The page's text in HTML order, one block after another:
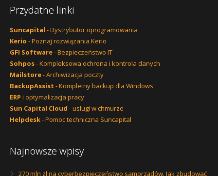
Przydatne linki
Suncapital - Dystrybutor oprogramowania
Kerio - Poznaj rozwiązania Kerio
GFI Software- Bezpieczeństwo IT
Sohpos- Kompleksowa ochrona i kontrola danych
Mailstore- Archiwizacja poczty
BackupAssist - Kompletny backup dla Windows
ERP i optymalizacja pracy
Sun Capital Cloud - usługi w chmurze
Helpdesk- Pomoc techniczna Suncapital
Najnowsze wpisy
270 mln zł na cyberbezpieczeństwo samorządów. Jak zbudować